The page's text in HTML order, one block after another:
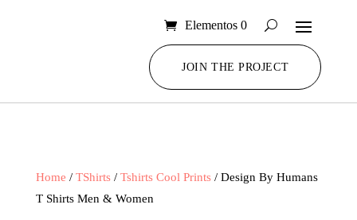
Elementos 0
JOIN THE PROJECT
Home / TShirts/ Tshirts Cool Prints/ Design By Humans
T Shirts Men & Women